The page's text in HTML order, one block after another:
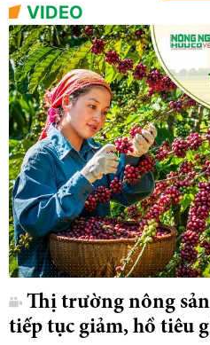
VIDEO
Thị trường nông
tiếp tục giảm, hồ tiêu